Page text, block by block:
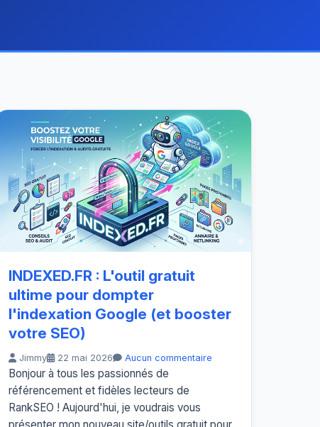
INDEXED.FR : L'outil gratuit
ultime pour dompter
l'indexation Google (et booster
votre SEO)
Jimmy 22 mai 2026 Aucun commentaire
Bonjour à tous les passionnés de
référencement et fidèles lecteurs de
RankSEO ! Aujourd'hui, je voudrais vous